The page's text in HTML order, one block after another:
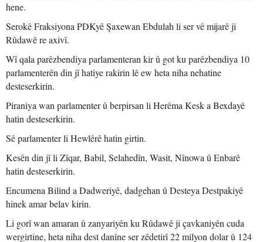
hene.
Serokê Fraksiyona PDKyê Şaxewan Ebdulah li ser vê mijarê ji
Rûdawê re axivî.
Wî qala parêzbendiya parlamenteran kir û got ku parêzbendiya 10
parlamenterên din jî hatiye rakirin lê ew heta niha nehatine
desteserkirin.
Piraniya wan parlamenter û berpirsan li Herêma Kesk a Bexdayê
hatin desteserkirin.
Sê parlamenter li Hewlêrê hatin girtin.
Kesên din jî li Zîqar, Babil, Selahedîn, Wasit, Nînowa û Enbarê
hatin desteserkirin.
Encumena Bilind a Dadweriyê, dadgehan û Desteya Destpakiyê
hinek amar belav kirin.
Li gorî wan amaran û zanyariyên ku Rûdawê ji çavkaniyên cuda
wergirtine, heta niha dest danîne ser zêdetirî 22 milyon dolar û 124